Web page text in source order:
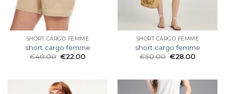
SHORT CARGO FEMME
short cargo femme
€40.00 €22.00
SHORT CARGO FEMME
short cargo femme
€50.00 €28.00